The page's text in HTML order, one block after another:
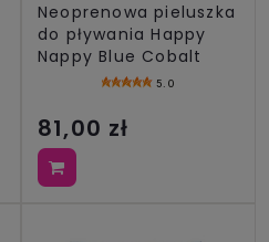
Neoprenowa pieluszka
do pływania Happy
Nappy Blue Cobalt
5.0
81,00 zł